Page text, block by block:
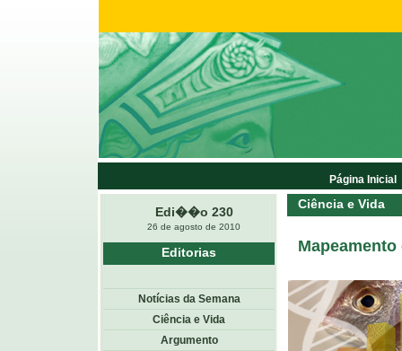
Edi��o 230
26 de agosto de 2010
Ciência e Vida
Editorias
Notícias da Semana
Ciência e Vida
Argumento
Página Inicial